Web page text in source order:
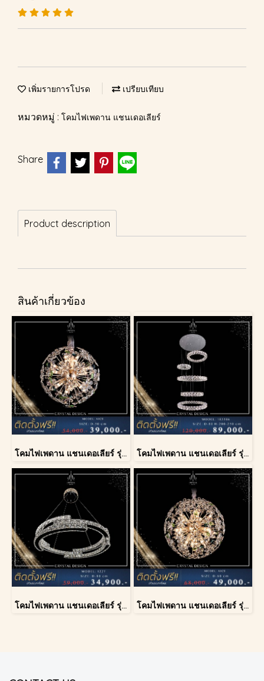
เพิ่มรายการโปรด เปรียบเทียบ
หมวดหมู่ : โคมไฟเพดาน แชนเดอเลียร์
Share
Product description
สินค้าเกี่ยวข้อง
โคมไฟเพดาน แชนเดอเลียร์ รุ่น A028-D40 โคมไฟเพดาน แชนเดอเลียร์ รุ่น 183586
โคมไฟเพดาน แชนเดอเลียร์ รุ่น 1227 โคมไฟเพดาน แชนเดอเลียร์ รุ่น A028-D60